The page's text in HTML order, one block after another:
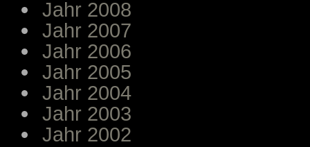
Jahr 2008
Jahr 2007
Jahr 2006
Jahr 2005
Jahr 2004
Jahr 2003
Jahr 2002